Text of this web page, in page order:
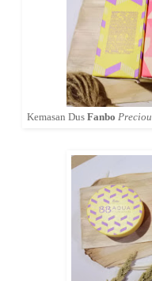
Kemasan Dus Fanbo